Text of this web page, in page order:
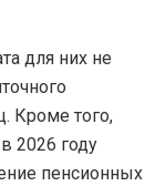
для них не
Кроме того,
2026 году
пенсионных